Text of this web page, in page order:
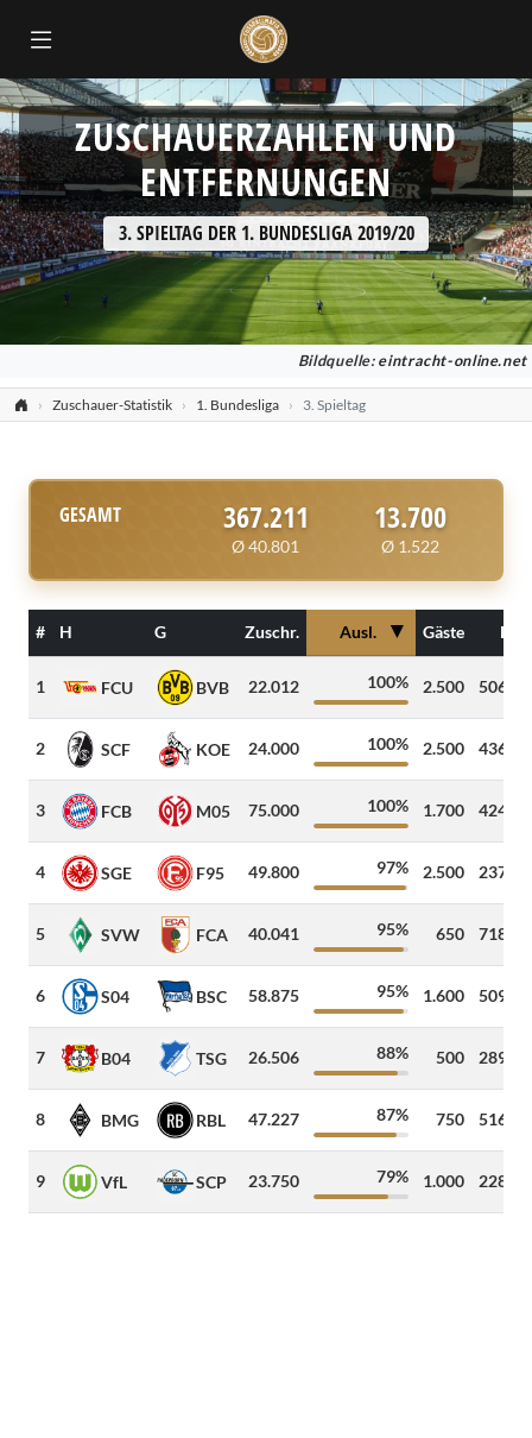
ZUSCHAUERZAHLEN UND
ENTFERNUNGEN
3. SPIELTAG DER 1. BUNDESLIGA 2019/20
Bildquelle: eintracht-online.net
Zuschauer-Statistik 1. Bundesliga 3. Spieltag
GESAMT 367.211
Ø 40.801
13.700
Ø 1.522
# H G Zuschr. Ausl. ▼ Gäste
1 FCU BVB 22.012 100% 2.500 506
2 SCF KOE 24.000 100% 2.500 436
3 FCB M05 75.000 100% 1.700 424
4 SGE F95 49.800 97% 2.500 237
5 SVW FCA 40.041 95% 650 718
6 S04 BSC 58.875 95% 1.600 509
7 B04 TSG 26.506 88% 500 289
8 BMG RBL 47.227 87% 750 516
9 VfL SCP 23.750 79% 1.000 228